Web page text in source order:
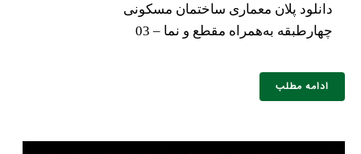
دانلود پلان معماری ساختمان مسکونی
چهارطبقه به‌همراه مقطع و نما – 03
ادامه مطلب